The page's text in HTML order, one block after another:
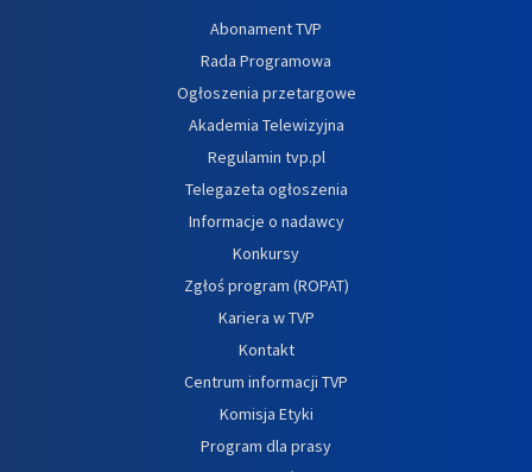
Abonament TVP
Rada Programowa
Ogłoszenia przetargowe
Akademia Telewizyjna
Regulamin tvp.pl
Telegazeta ogłoszenia
Informacje o nadawcy
Konkursy
Zgłoś program (ROPAT)
Kariera w TVP
Kontakt
Centrum informacji TVP
Komisja Etyki
Program dla prasy